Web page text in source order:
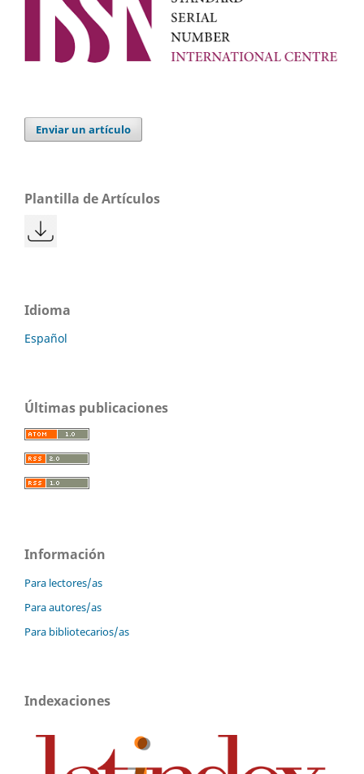
Enviar un artículo
Plantilla de Artículos
Idioma
Español
Últimas publicaciones
Información
Para lectores/as
Para autores/as
Para bibliotecarios/as
Indexaciones